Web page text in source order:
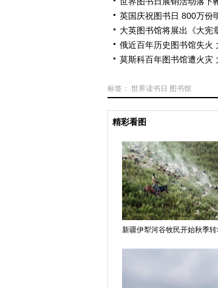
英国庆祝图书日 800万份
大英图书馆将展出《大宪
俄近百年历史图书馆失火
莫斯科百年图书馆遭火灾
标签： 世界读书日 图书馆
精彩看图
新疆伊犁河谷牧民开始秋季